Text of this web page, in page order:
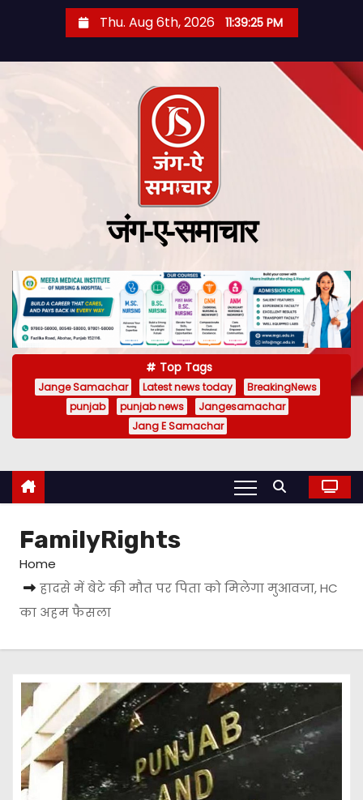
Thu. Aug 6th, 2026 11:39:26 PM
जंग-ए-समाचार
Top Tags
Jange Samachar Latest news today
BreakingNews
punjab
punjab news
Jangesamachar
Jang E Samachar
FamilyRights
Home
हादसे में बेटे की मौत पर पिता को मिलेगा मुआवजा, HC
का अहम फैसला